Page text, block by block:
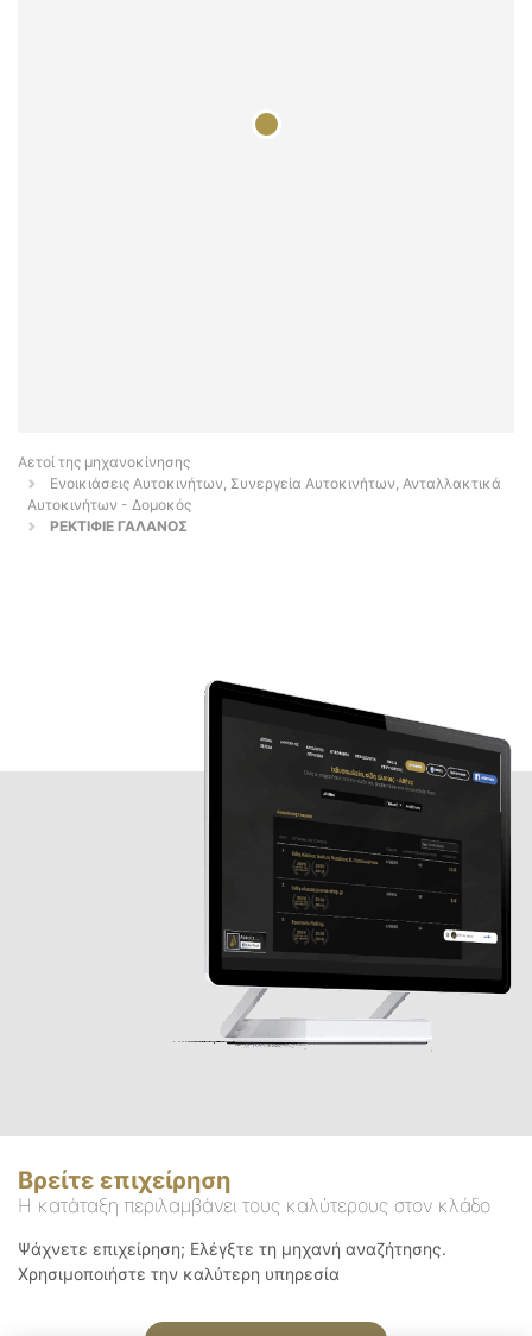
Αετοί της μηχανοκίνησης
Ενοικιάσεις Αυτοκινήτων, Συνεργεία Αυτοκινήτων, Ανταλλακτικά
Αυτοκινήτων - Δομοκός
ΡΕΚΤΙΦΙΕ ΓΑΛΑΝΟΣ
Βρείτε επιχείρηση
Η κατάταξη περιλαμβάνει τους καλύτερους στον κλάδο
Ψάχνετε επιχείρηση; Ελέγξτε τη μηχανή αναζήτησης.
Χρησιμοποιήστε την καλύτερη υπηρεσία